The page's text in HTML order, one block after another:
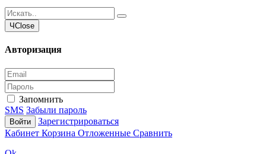
ЧClose
Авторизация
Запомнить
SMS Забыли пароль
Войти
Зарегистрироваться
Кабинет Корзина Отложенные Сравнить